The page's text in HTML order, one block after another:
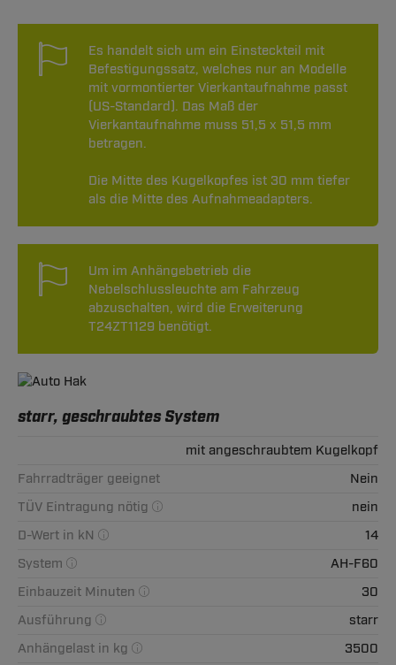
Es handelt sich um ein Einsteckteil mit
Befestigungssatz, welches nur an Modelle
mit vormontierter Vierkantaufnahme passt
(US-Standard). Das Maß der
Vierkantaufnahme muss 51,5 x 51,5 mm
betragen.
Die Mitte des Kugelkopfes ist 30 mm tiefer
als die Mitte des Aufnahmeadapters.
Um im Anhängebetrieb die
Nebelschlussleuchte am Fahrzeug
abzuschalten, wird die Erweiterung
T24ZT1129 benötigt.
starr, geschraubtes System
mit angeschraubtem Kugelkopf
Fahrradträger geeignet
Nein
TÜV Eintragung nötig
nein
D-Wert in kN
14
System
AH-F60
Einbauzeit Minuten
30
Ausführung
starr
Anhängelast in kg
3500